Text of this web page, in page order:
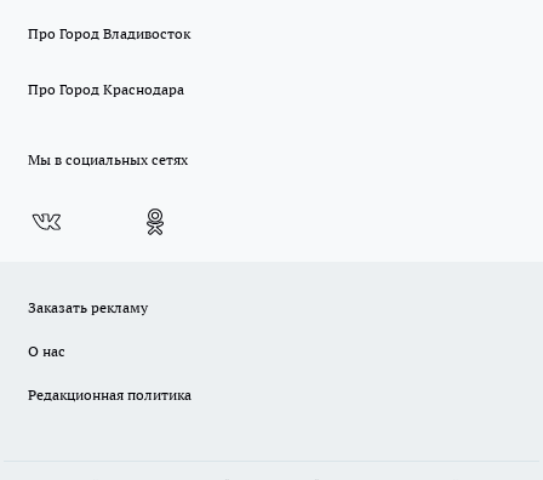
Про Город Владивосток
Про Город Краснодара
Мы в социальных сетях
Заказать рекламу
О нас
Редакционная политика